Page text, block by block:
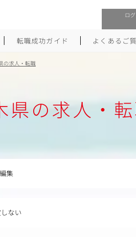
ロ
転職成功ガイド
大手広告会社への転職
よくあるご
の求人・転職
県の求人・
集
ない